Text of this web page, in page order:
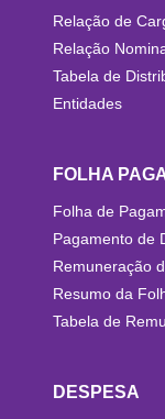
Relação de
Relação
Tabela de
Entidades
FOLHA
Folha de
Pagamento de
Remuneração
Resumo da
Tabela de
DESPESA